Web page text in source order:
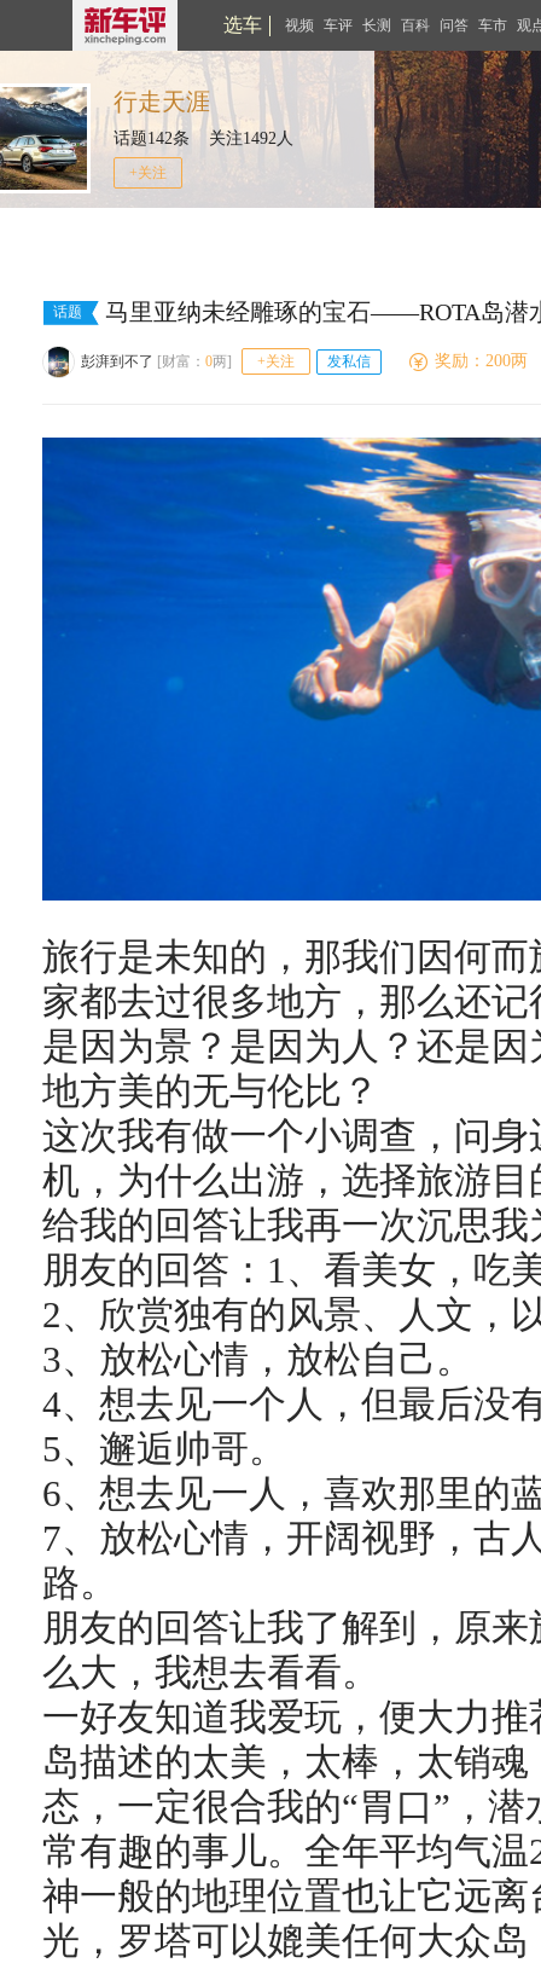
选车 视频 车评 长测 百科 问答 车市 观
行走天涯
话题142条 关注1492人
+关注
话题 马里亚纳未经雕琢的宝石——ROTA岛潜
彭湃到不了 [财富： 0两] +关注 发私信 奖励：200两
旅行是未知的，那我们因何
家都去过很多地方，那么还
是因为景？是因为人？还是
地方美的无与伦比？
这次我有做一个小调查，问
机，为什么出游，选择旅游
给我的回答让我再一次沉思
朋友的回答：1、看美女，吃
2、欣赏独有的风景、人文，
3、放松心情，放松自己。
4、想去见一个人，但最后没
5、邂逅帅哥。
6、想去见一人，喜欢那里的
7、放松心情，开阔视野，古
路。
朋友的回答让我了解到，原
么大，我想去看看。
一好友知道我爱玩，便大力
岛描述的太美，太棒，太销
态，一定很合我的“胃口”，
常有趣的事儿。全年平均气
神一般的地理位置也让它远
光，罗塔可以媲美任何大众